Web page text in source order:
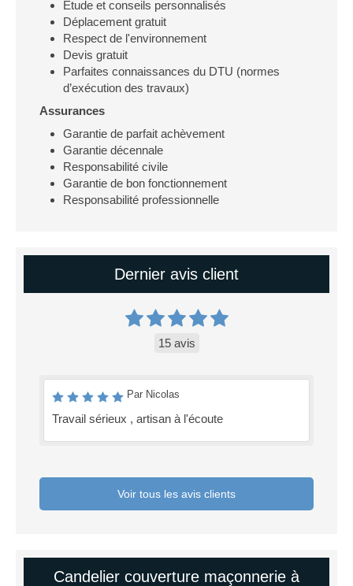
Etude et conseils personnalisés
Déplacement gratuit
Respect de l'environnement
Devis gratuit
Parfaites connaissances du DTU (normes
d’exécution des travaux)
Assurances
Garantie de parfait achèvement
Garantie décennale
Responsabilité civile
Garantie de bon fonctionnement
Responsabilité professionnelle
Dernier avis client
15 avis
Par Nicolas
Travail sérieux , artisan à l'écoute
Voir tous les avis clients
Candelier couverture maçonnerie à